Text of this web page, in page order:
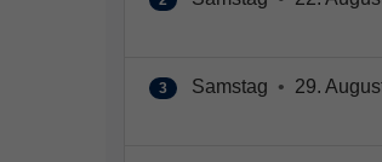
3 Samstag • 29.